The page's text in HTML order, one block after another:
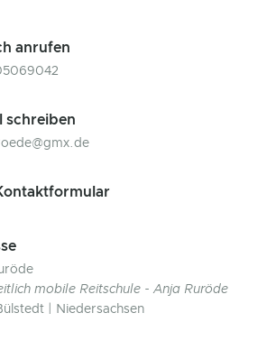
anrufen
schreiben
mobile Reitschule - Anja Ruröde
| Niedersachsen